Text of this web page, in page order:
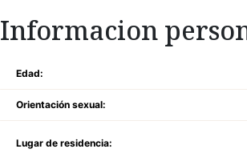
Informacion
Edad:
Orientación sexual:
Lugar de residencia: